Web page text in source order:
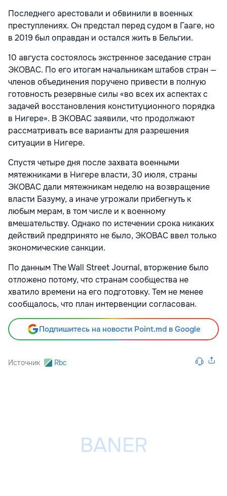
Последнего арестовали и обвинили в военных
преступлениях. Он предстал перед судом в Гааге, но
в 2019 был оправдан и остался жить в Бельгии.
10 августа состоялось экстренное заседание стран
ЭКОВАС. По его итогам начальникам штабов стран —
членов объединения поручено привести в полную
готовность резервные силы «во всех их аспектах с
задачей восстановления конституционного порядка
в Нигере». В ЭКОВАС заявили, что продолжают
рассматривать все варианты для разрешения
ситуации в Нигере.
Спустя четыре дня после захвата военными
мятежниками в Нигере власти, 30 июля, страны
ЭКОВАС дали мятежникам неделю на возвращение
власти Базуму, а иначе угрожали прибегнуть к
любым мерам, в том числе и к военному
вмешательству. Однако по истечении срока никаких
действий предпринято не было, ЭКОВАС ввел только
экономические санкции.
По данным The Wall Street Journal, вторжение было
отложено потому, что странам сообщества не
хватило времени на его подготовку. Тем не менее
сообщалось, что план интервенции согласован.
Подпишитесь на новости Point.md в Google
Источник Rbc